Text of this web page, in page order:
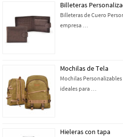
Billeteras
Billeteras de Cuero
empresa …
Mochilas de Tela
Mochilas
ideales para …
Hieleras con tapa